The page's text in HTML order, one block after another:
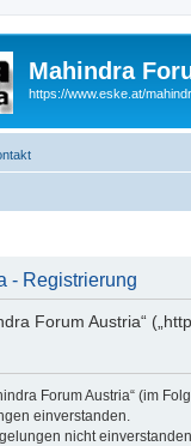
Mahindra
https://www.eske.at/
- Registrierung
Forum Austria“
Forum Austria“ (im
einverstanden.
nicht